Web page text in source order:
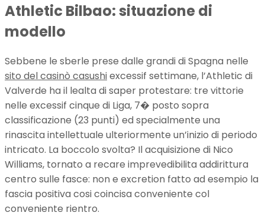
Athletic Bilbao: situazione di
modello
Sebbene le sberle prese dalle grandi di Spagna nelle
sito del casinò casushiexcessif settimane, l’Athletic di
Valverde ha il lealta di saper protestare: tre vittorie
nelle excessif cinque di Liga, 7� posto sopra
classificazione (23 punti) ed specialmente una
rinascita intellettuale ulteriormente un’inizio di periodo
intricato. La boccolo svolta? Il acquisizione di Nico
Williams, tornato a recare imprevedibilita addirittura
centro sulle fasce: non e excretion fatto ad esempio la
fascia positiva cosi coincisa conveniente col
conveniente rientro.